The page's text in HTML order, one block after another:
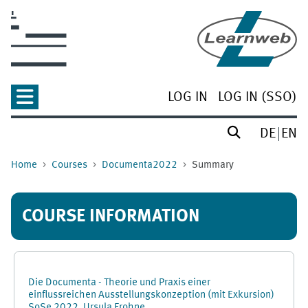
LOG IN LOG IN (SSO)
DE EN
Home Courses Documenta2022 Summary
COURSE INFORMATION
Die Documenta - Theorie und Praxis einer
einflussreichen Ausstellungskonzeption (mit Exkursion)